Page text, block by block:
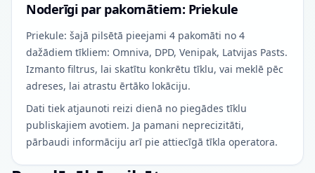
Noderīgi par pakomātiem: Priekule
Priekule: šajā pilsētā pieejami 4 pakomāti no 4
dažādiem tīkliem: Omniva, DPD, Venipak, Latvijas Pasts.
Izmanto filtrus, lai skatītu konkrētu tīklu, vai meklē pēc
adreses, lai atrastu ērtāko lokāciju.
Dati tiek atjaunoti reizi dienā no piegādes tīklu
publiskajiem avotiem. Ja pamani neprecizitāti,
pārbaudi informāciju arī pie attiecīgā tīkla operatora.